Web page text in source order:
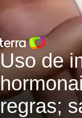
Uso de
regras;